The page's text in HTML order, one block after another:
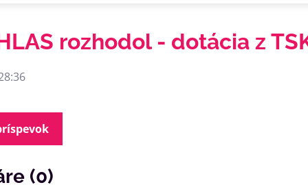
rozhodol - dotácia z
(0)